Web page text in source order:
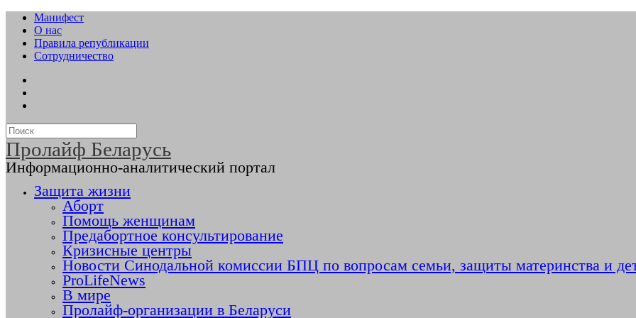
Манифест
О нас
Правила републикации
Сотрудничество
Пролайф Беларусь
Информационно-аналитический портал
Защита жизни
Аборт
Помощь женщинам
Предабортное консультирование
Кризисные центры
Новости Синодальной комиссии БПЦ по вопросам семьи, защиты материнства и
ProLifeNews
В мире
Пролайф-организации в Беларуси